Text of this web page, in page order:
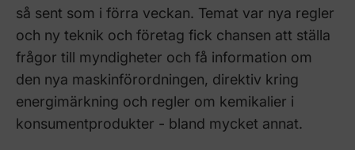
så sent som i förra veckan. Temat var nya regler
och ny teknik och företag fick chansen att ställa
frågor till myndigheter och få information om
den nya maskinförordningen, direktiv kring
energimärkning och regler om kemikalier i
konsumentprodukter ­- bland mycket annat.